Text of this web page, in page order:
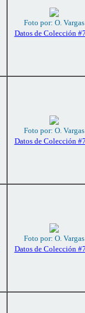
Foto por: O. Vargas
Datos de Colección
Foto por: O. Vargas
Datos de Colección
Foto por: O. Vargas
Datos de Colección